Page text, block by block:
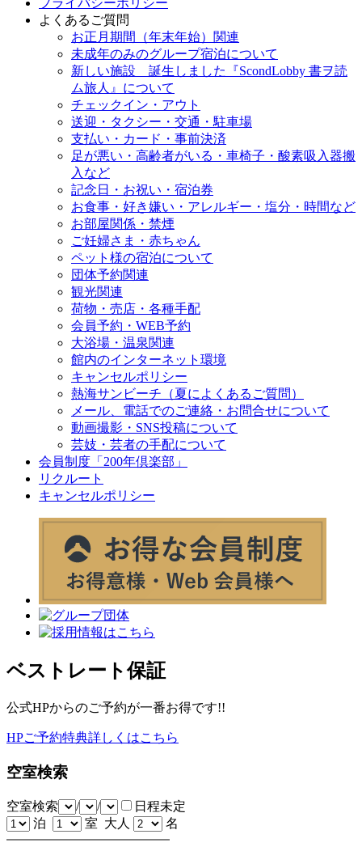
プライバシーポリシー
よくあるご質問
お正月期間（年末年始）関連
未成年のみのグループ宿泊について
新しい施設 誕生しました『ScondLobby 書ヲ読
ム旅人』について
チェックイン・アウト
送迎・タクシー・交通・駐車場
支払い・カード・事前決済
足が悪い・高齢者がいる・車椅子・酸素吸入器搬
入など
記念日・お祝い・宿泊券
お食事・好き嫌い・アレルギー・塩分・時間など
お部屋関係・禁煙
ご妊婦さま・赤ちゃん
ペット様の宿泊について
団体予約関連
観光関連
荷物・売店・各種手配
会員予約・WEB予約
大浴場・温泉関連
館内のインターネット環境
キャンセルポリシー
熱海サンビーチ（夏によくあるご質問）
メール、電話でのご連絡・お問合せについて
動画撮影・SNS投稿について
芸妓・芸者の手配について
会員制度「200年倶楽部」
リクルート
キャンセルポリシー
ベストレート保証
公式HPからのご予約が一番お得です!!
HPご予約特典詳しくはこちら
空室検索
空室検索 / /
日程未定
泊
室 大人 名